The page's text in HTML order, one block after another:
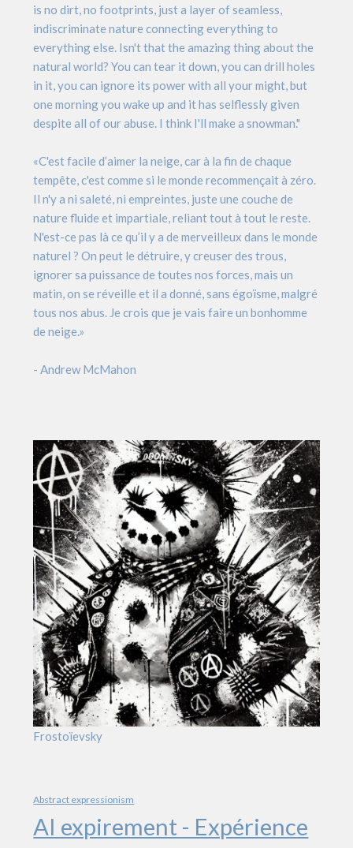
is no dirt, no footprints, just a layer of seamless,
indiscriminate nature connecting everything to
everything else. Isn't that the amazing thing about the
natural world? You can tear it down, you can drill holes
in it, you can ignore its power with all your might, but
one morning you wake up and it has selflessly given
despite all of our abuse. I think I'll make a snowman."
«C'est facile d’aimer la neige, car à la fin de chaque
tempête, c'est comme si le monde recommençait à zéro.
Il n'y a ni saleté, ni empreintes, juste une couche de
nature fluide et impartiale, reliant tout à tout le reste.
N'est-ce pas là ce qu’il y a de merveilleux dans le monde
naturel ? On peut le détruire, y creuser des trous,
ignorer sa puissance de toutes nos forces, mais un
matin, on se réveille et il a donné, sans égoïsme, malgré
tous nos abus. Je crois que je vais faire un bonhomme
de neige.»
- Andrew McMahon
Frostoïevsky
Abstract expressionism
AI expirement - Expérience